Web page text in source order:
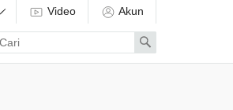
Video Akun
Search